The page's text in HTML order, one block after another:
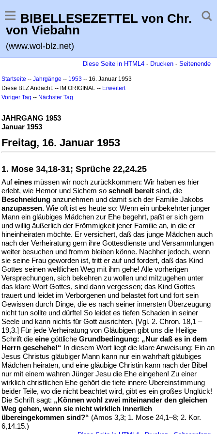
BIBELLESEZETTEL von Chr.
von Viebahn
(www.wol-blz.net)
Diese Seite in HTML4 - Drucken - Seitenende
Startseite -- Jahrgänge -- 1953 -- 16. Januar 1953
Diese BLZ Andacht: -- IM ORIGINAL -- Erweitert
Voriger Tag -- Nächster Tag
JAHRGANG 1953
Januar 1953
Freitag, 16. Januar 1953
1. Mose 34,18-31; Sprüche 22,24.25
Aufeines müssen wir noch zurückkommen: Wir haben es hier
erlebt, wie Hemor und Sichem so schnell bereit sind, die
Beschneidung anzunehmen und damit sich der Familie Jakobs
anzupassen. Wie oft ist es heute so: Wenn ein unbekehrter junger
Mann ein gläubiges Mädchen zur Ehe begehrt, paßt er sich gern
und willig äußerlich der Frömmigkeit jener Familie an, in die er
hineinheiraten möchte. Er versichert, daß das junge Mädchen auch
nach der Verheiratung gern ihre Gottesdienste und Versammlungen
weiter besuchen und fromm bleiben könne. Nachher jedoch, wenn
sie seine Frau geworden ist, tritt er auf und fordert, daß das Kind
Gottes seinen weltlichen Weg mit ihm gehe! Alle vorherigen
Versprechungen, sich bekehren zu wollen und mitzugehen unter
das klare Wort Gottes, sind dann vergessen; das Kind Gottes
trauert und leidet im Verborgenen und belastet fort und fort sein
Gewissen durch Dinge, die es nach seiner innersten Überzeugung
nicht tun sollte und dürfte! So leidet es tiefen Schaden in seiner
Seele und kann nichts für Gott ausrichten. [Vgl. 2. Chron. 18,1 –
19,3.] Für jede Verheiratung von Gläubigen gibt uns die Heilige
Schrift die eine göttliche Grundbedingung: „Nur daß es in dem
Herrn geschehe!“ In diesem Wort liegt die klare Anweisung: Ein an
Jesus Christus gläubiger Mann kann nur ein wahrhaft gläubiges
Mädchen heiraten, und eine gläubige Christin kann nach der Bibel
nur mit einem wahren Jünger Jesu die Ehe eingehen! Zu einer
wirklich christlichen Ehe gehört die tiefe innere Übereinstimmung
beider Teile, wo die nicht beachtet wird, gibt es ein großes Unglück!
Die Schrift sagt: „Können wohl zwei miteinander den gleichen
Weg gehen, wenn sie nicht wirklich innerlich
übereingekommen sind?“ (Amos 3,3; 1. Mose 24,1–8; 2. Kor.
6,14.15.)